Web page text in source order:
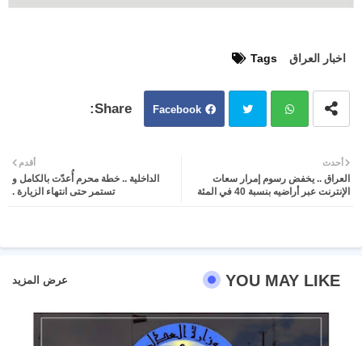
Tags اخبار العراق
Facebook
ter atsa
أحدث
العراق .. يخفض رسوم إمرار سعات
الإنترنت عبر أراضيه بنسبة 40 في المئة
أقدم
الداخلية .. خطة محرم أُعدّت بالكامل و
تستمر حتى انتهاء الزيارة .
YOU MAY LIKE عرض المزيد